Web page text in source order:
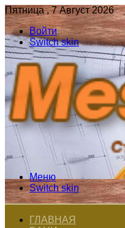
Пятница , 7 Август 2026
Войти
Switch skin
Меню
Switch skin
ГЛАВНАЯ